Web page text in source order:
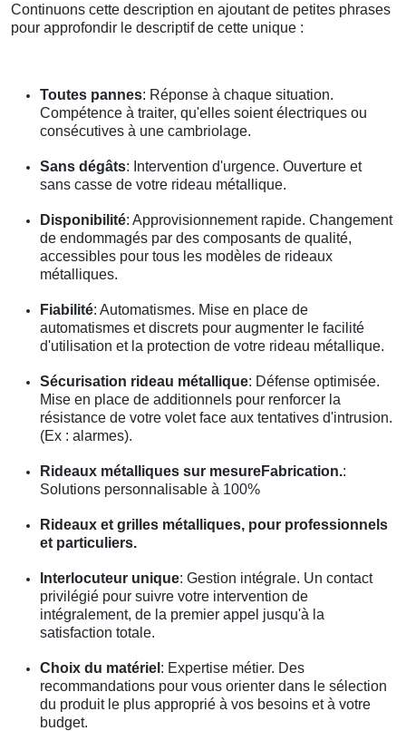
Continuons cette description en ajoutant de petites phrases
pour approfondir le descriptif de cette unique :
Toutes pannes: Réponse à chaque situation.
Compétence à traiter, qu'elles soient électriques ou
consécutives à une cambriolage.
Sans dégâts: Intervention d'urgence. Ouverture et
sans casse de votre rideau métallique.
Disponibilité: Approvisionnement rapide. Changement
de endommagés par des composants de qualité,
accessibles pour tous les modèles de rideaux
métalliques.
Fiabilité: Automatismes. Mise en place de
automatismes et discrets pour augmenter le facilité
d'utilisation et la protection de votre rideau métallique.
Sécurisation rideau métallique: Défense optimisée.
Mise en place de additionnels pour renforcer la
résistance de votre volet face aux tentatives d'intrusion.
(Ex : alarmes).
Rideaux métalliques sur mesureFabrication.:
Solutions personnalisable à 100%
Rideaux et grilles métalliques, pour professionnels
et particuliers.
Interlocuteur unique: Gestion intégrale. Un contact
privilégié pour suivre votre intervention de
intégralement, de la premier appel jusqu'à la
satisfaction totale.
Choix du matériel : Expertise métier. Des
recommandations pour vous orienter dans le sélection
du produit le plus approprié à vos besoins et à votre
budget.